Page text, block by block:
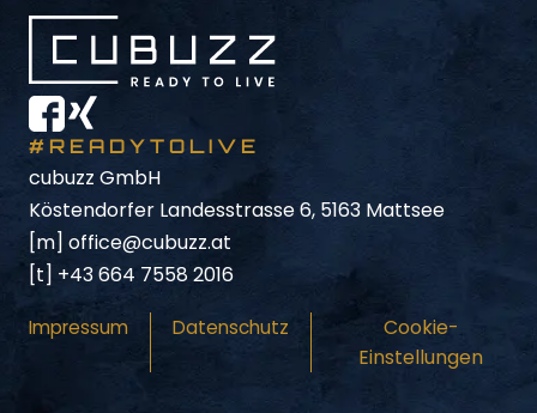
#READYTOLIVE
cubuzz GmbH
Köstendorfer Landesstrasse 6, 5163 Mattsee
[m] office@cubuzz.at
[t] +43 664 7558 2016
Impressum Datenschutz
Cookie-
Einstellungen